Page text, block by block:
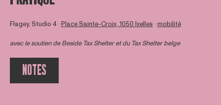
NOTES
Flagey, Studio 4 ∙Place Sainte-Croix, 1050 Ixelles ∙mobilité
avec le soutien deBeside Tax Shelteret du Tax Shelter belge